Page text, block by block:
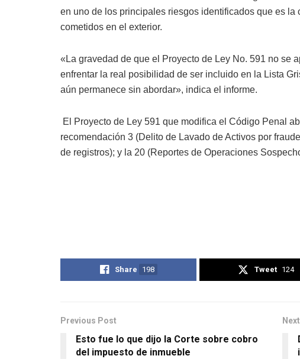
en uno de los principales riesgos identificados que es
cometidos en el exterior.
«La gravedad de que el Proyecto de Ley No. 591 no se
enfrentar la real posibilidad de ser incluido en la Lista
aún permanece sin abordar», indica el informe.
El Proyecto de Ley 591 que modifica el Código Penal
recomendación 3 (Delito de Lavado de Activos por
de registros); y la 20 (Reportes de Operaciones
Share 198 Tweet 124
Previous Post
Esto fue lo que dijo la Corte sobre cobro
del impuesto de inmueble